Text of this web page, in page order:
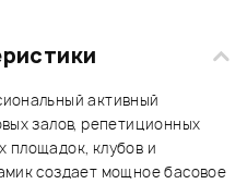
активный
залов, репетиционных
площадок, клубов и
создает мощное басовое